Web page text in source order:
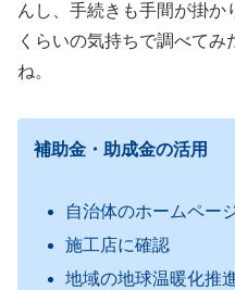
んし、手続きも手間が掛か
くらいの気持ちで調べて
ね。
補助金・助成金の活用
自治体のホームペー
施工店に確認
地域の地球温暖化推